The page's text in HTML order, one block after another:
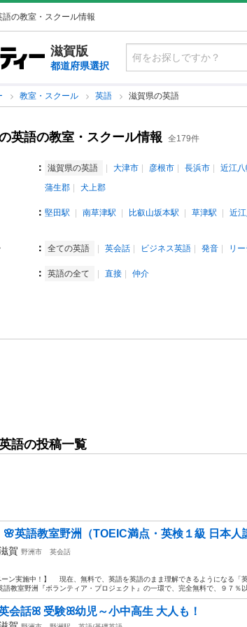
語の教室・スクール情報
滋賀版
都道府県選択
教室・スクール 英語 滋賀県の英語
英語の教室・スクール情報 全179件
： 滋賀県の英語 大津市 彦根市 長浜市 近江
蒲生郡
犬上郡
： 堅田駅 南草津駅 比叡山坂本駅 草津駅 近
： 全ての英語 英会話 ビジネス英語 発音 リ
： 英語の全て 直接 仲介
語の投稿一覧
🌸英語教室野洲（TOEIC満点・英検１級 日本人
賀 野洲市
英会話
ーン実施中！】 現在、無料で、英語を英語のまま理解できるようになる「
教室野洲『ボランティア・プロジェクト』の一環で、完全無料で、９７％
会話ꕤ 受験ꕤ幼児～小中高生 大人も！